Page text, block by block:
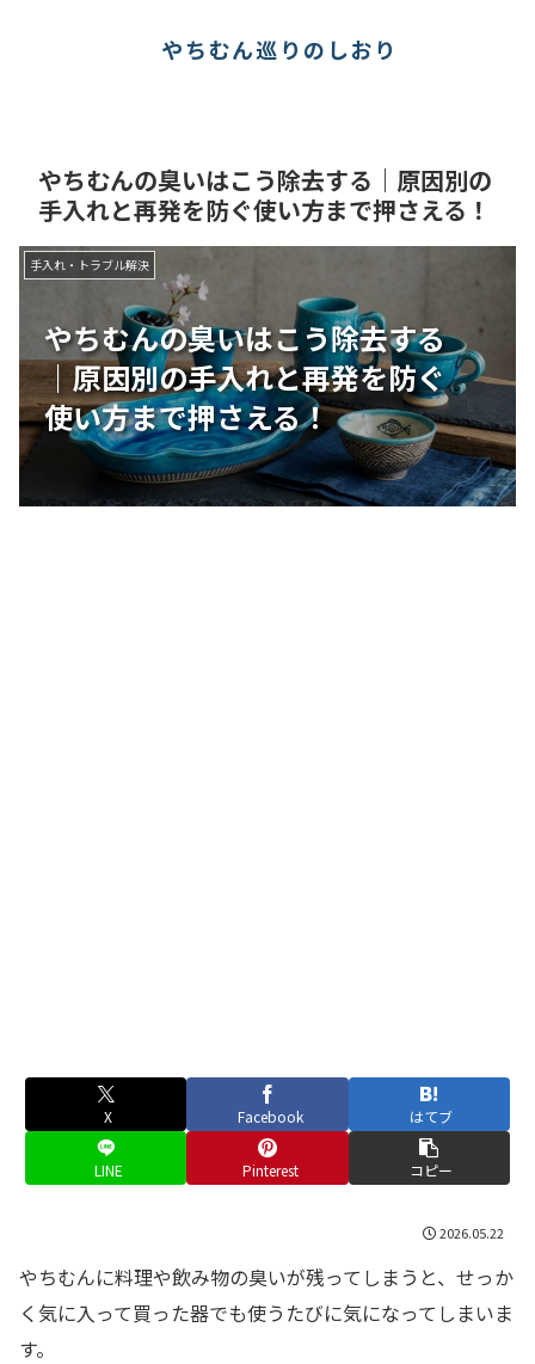
やちむん巡りのしおり
やちむんの臭いはこう除去する｜原因別の
手入れと再発を防ぐ使い方まで押さえる！
やちむんの臭いはこう除去する
｜原因別の手入れと再発を防ぐ
使い方まで押さえる！
手入れ・トラブル解決
X Facebook はてブ
LINE Pinterest コピー
2026.05.22
やちむんに料理や飲み物の臭いが残ってしまうと、せっか
く気に入って買った器でも使うたびに気になってしまいま
す。